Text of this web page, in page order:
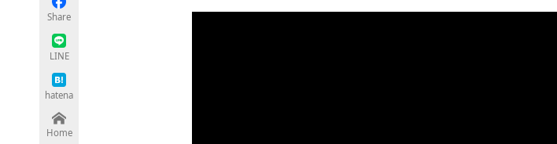
Share
LINE
hatena
Home